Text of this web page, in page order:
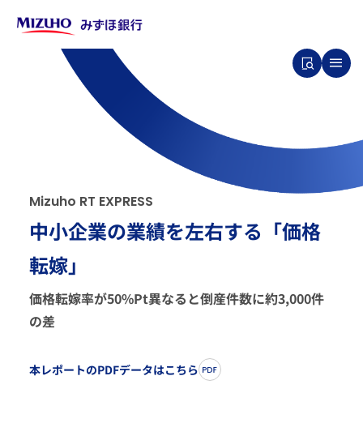
Mizuho RT EXPRESS
中小企業の業績を左右する「価格
転嫁」
価格転嫁率が50%Pt異なると倒産件数に約3,000件
の差
本レポートのPDFデータはこちら